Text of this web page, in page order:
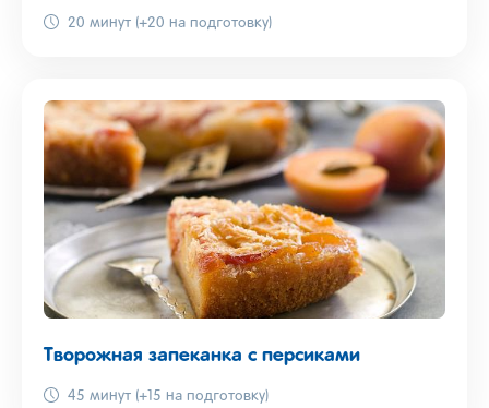
20 минут (+20 на подготовку)
Творожная запеканка с персиками
45 минут (+15 на подготовку)